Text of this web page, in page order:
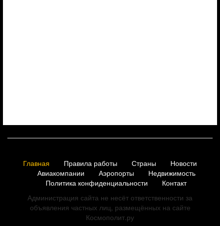
Главная Правила работы Страны
Новости
Авиакомпании
Аэропорты
Недвижимость
Политика конфиденциальности
Контакт
Администрация сайта не несёт ответственности за
объявления частных лиц, размещённых на сайте
Космополит.ру